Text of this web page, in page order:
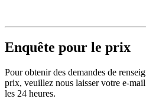
Enquête pour le prix
Pour obtenir des demandes de
prix, veuillez nous laisser votre e-
les 24 heures.